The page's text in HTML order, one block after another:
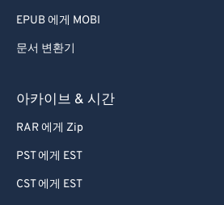
EPUB 에게 MOBI
문서 변환기
아카이브 & 시간
RAR 에게 Zip
PST 에게 EST
CST 에게 EST